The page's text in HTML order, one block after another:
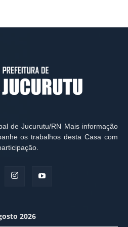
de Jucurutu/RN Mais informação
os trabalhos desta Casa com
2026